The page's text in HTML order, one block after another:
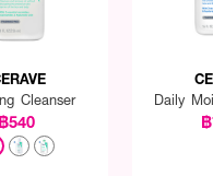
Cleanser
฿540
Daily